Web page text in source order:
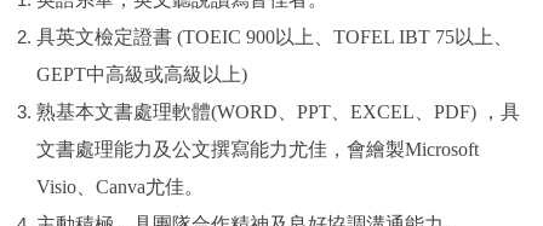
具英文檢定證書 (TOEIC 900以上、TOFEL IBT 75以上、
GEPT中高級或高級以上)
熟基本文書處理軟體(WORD、PPT、EXCEL、PDF)
，具
文書處理能力及公文撰寫能力尤佳，會繪製Microsoft
Visio、Canva尤佳。